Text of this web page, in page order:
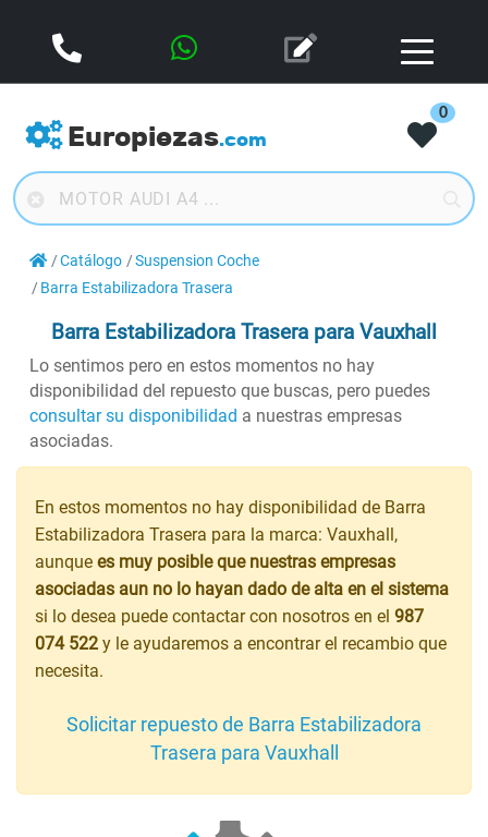
Europiezas.com
0
Catálogo
Suspension Coche
Barra Estabilizadora Trasera
Barra Estabilizadora Trasera para Vauxhall
Lo sentimos pero en estos momentos no hay
disponibilidad del repuesto que buscas, pero puedes
consultar su disponibilidad a nuestras empresas
asociadas.
En estos momentos no hay disponibilidad de Barra
Estabilizadora Trasera para la marca: Vauxhall,
aunque es muy posible que nuestras empresas
asociadas aun no lo hayan dado de alta en el sistema
si lo desea puede contactar con nosotros en el 987
074 522 y le ayudaremos a encontrar el recambio que
necesita.
Solicitar repuesto de Barra Estabilizadora
Trasera para Vauxhall